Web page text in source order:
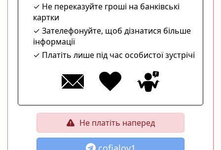
Не переказуйте гроші на банківські
картки
Зателефонуйте, щоб дізнатися більше
інформації
Платіть лише під час особистої зустрічі
Не платіть наперед